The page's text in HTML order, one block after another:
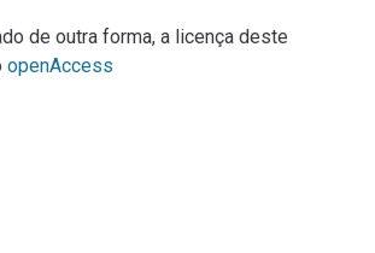
de outra forma, a licença deste
openAccess